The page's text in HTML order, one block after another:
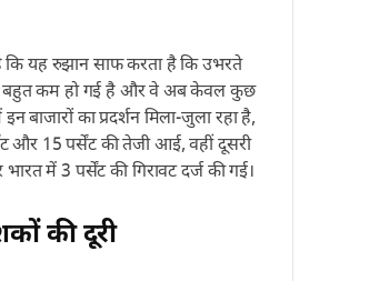
कि यह रुझान साफ करता है कि उभरते
बहुत कम हो गई है और वे अब केवल कुछ
बाजारों का प्रदर्शन मिला-जुला रहा है,
और 15 पर्सेंट की तेजी आई, वहीं दूसरी
में 3 पर्सेंट की गिरावट दर्ज की गई।
की दूरी